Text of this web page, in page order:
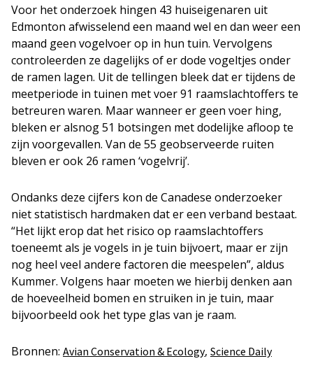
Voor het onderzoek hingen 43 huiseigenaren uit
Edmonton afwisselend een maand wel en dan weer een
maand geen vogelvoer op in hun tuin. Vervolgens
controleerden ze dagelijks of er dode vogeltjes onder
de ramen lagen. Uit de tellingen bleek dat er tijdens de
meetperiode in tuinen met voer 91 raamslachtoffers te
betreuren waren. Maar wanneer er geen voer hing,
bleken er alsnog 51 botsingen met dodelijke afloop te
zijn voorgevallen. Van de 55 geobserveerde ruiten
bleven er ook 26 ramen ‘vogelvrij’.
Ondanks deze cijfers kon de Canadese onderzoeker
niet statistisch hardmaken dat er een verband bestaat.
“Het lijkt erop dat het risico op raamslachtoffers
toeneemt als je vogels in je tuin bijvoert, maar er zijn
nog heel veel andere factoren die meespelen”, aldus
Kummer. Volgens haar moeten we hierbij denken aan
de hoeveelheid bomen en struiken in je tuin, maar
bijvoorbeeld ook het type glas van je raam.
Bronnen: Avian Conservation & Ecology, Science Daily